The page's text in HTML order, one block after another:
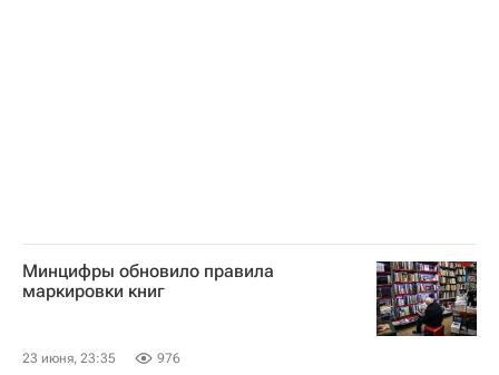
Минцифры обновило правила
маркировки книг
23 июня, 23:35 976